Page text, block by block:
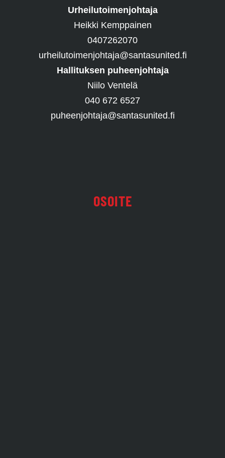
Urheilutoimenjohtaja
Heikki Kemppainen
0407262070
urheilutoimenjohtaja@santasunited.fi
Hallituksen puheenjohtaja
Niilo Ventelä
040 672 6527
puheenjohtaja@santasunited.fi
OSOITE